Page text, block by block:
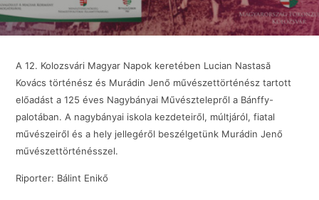
A 12. Kolozsvári Magyar Napok keretében Lucian Nastasă
Kovács történész és Murádin Jenő művészettörténész tartott
előadást a 125 éves Nagybányai Művésztelepről a Bánffy-
palotában. A nagybányai iskola kezdeteiről, múltjáról, fiatal
művészeiről és a hely jellegéről beszélgetünk Murádin Jenő
művészettörténésszel.
Riporter: Bálint Enikő